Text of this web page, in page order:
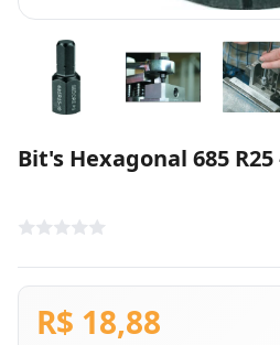
Bit's Hexagonal 685 R25
R$ 18,88